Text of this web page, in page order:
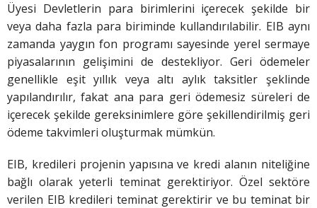
Üyesi Devletlerin para birimlerini içerecek şekilde bir
veya daha fazla para biriminde kullandırılabilir. EIB aynı
zamanda yaygın fon programı sayesinde yerel sermaye
piyasalarının gelişimini de destekliyor. Geri ödemeler
genellikle eşit yıllık veya altı aylık taksitler şeklinde
yapılandırılır, fakat ana para geri ödemesiz süreleri de
içerecek şekilde gereksinimlere göre şekillendirilmiş geri
ödeme takvimleri oluşturmak mümkün.
EIB, kredileri projenin yapısına ve kredi alanın niteliğine
bağlı olarak yeterli teminat gerektiriyor. Özel sektöre
verilen EIB kredileri teminat gerektirir ve bu teminat bir